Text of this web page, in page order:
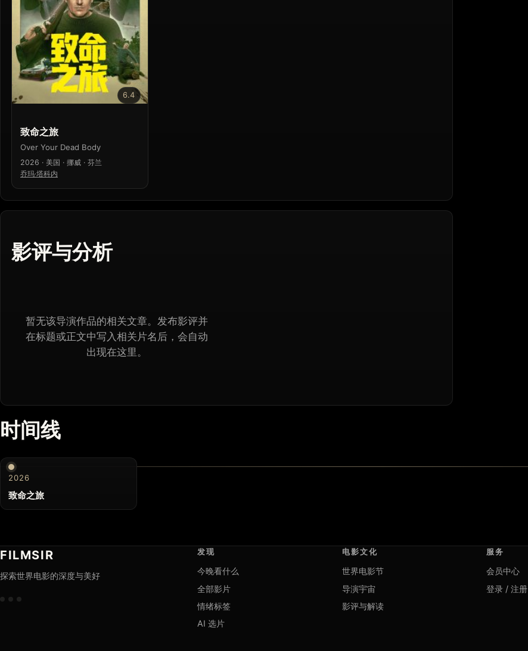
6.4
致命之旅
Over Your Dead Body
2026 · 美国 · 挪威 · 芬兰
乔玛·塔科内
影评与分析
暂无该导演作品的相关文章。发布影评并
在标题或正文中写入相关片名后，会自动
出现在这里。
时间线
2026
致命之旅
FILMSIR
探索世界电影的深度与美好
发现
今晚看什么
全部影片
情绪标签
AI 选片
电影文化
世界电影节
导演宇宙
影评与解读
服务
会员中心
登录 / 注册